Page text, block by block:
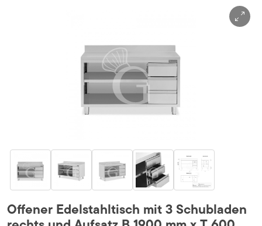
Offener Edelstahltisch mit 3 Schubladen